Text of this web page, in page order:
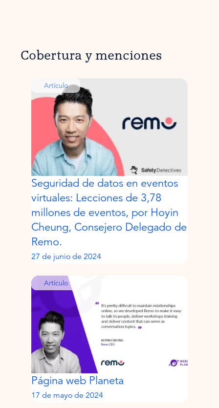
Cobertura y menciones
Artículo
Seguridad de datos en eventos
virtuales: Lecciones de 3,78
millones de eventos, por Hoyin
Cheung, Consejero Delegado de
Remo.
27 de junio de 2024
Artículo
Página web Planeta
17 de mayo de 2024